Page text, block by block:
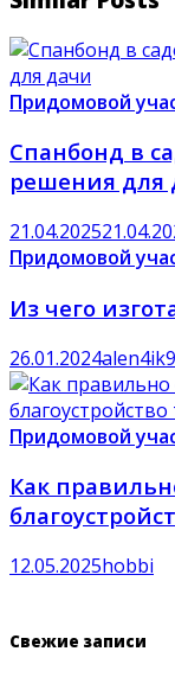
Придомовой
Спанбонд в
решения для
21.04.2025
Придомовой
Из чего
26.01.2024
Придомовой
Как
12.05.2025hobbi
Свежие записи